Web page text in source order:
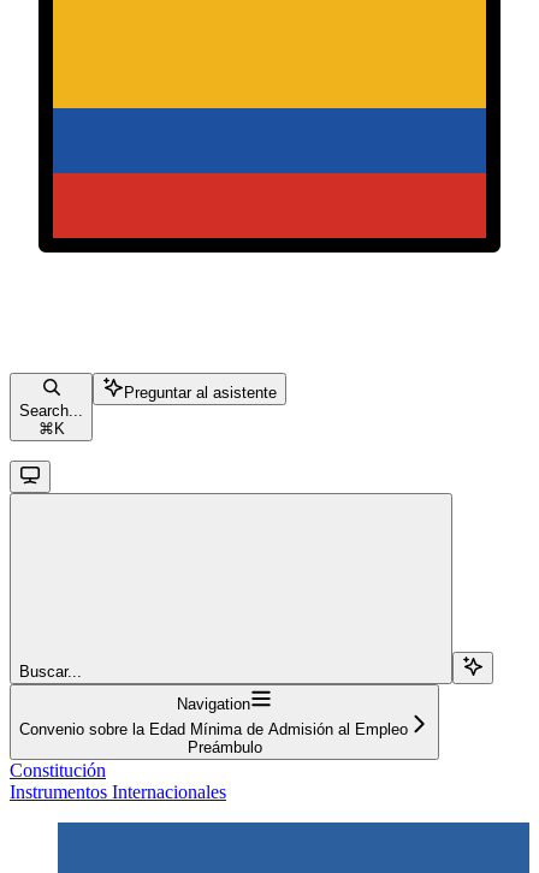
Search...
⌘ K
Preguntar al asistente
Buscar...
Navigation
Convenio sobre la Edad Mínima de Admisión al Empleo
Preámbulo
Constitución
Instrumentos Internacionales